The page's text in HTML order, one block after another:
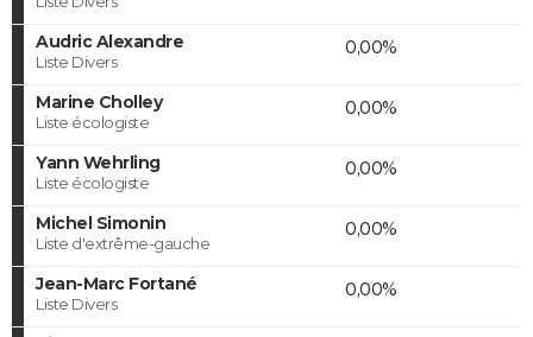
Audric Alexandre
Liste Divers
0,00%
Marine Cholley
Liste écologiste
0,00%
Yann Wehrling
Liste écologiste
0,00%
Michel Simonin
Liste d'extrême-gauche
0,00%
Jean-Marc Fortané
Liste Divers
0,00%